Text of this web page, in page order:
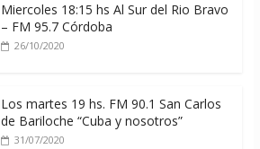
Miercoles 18:15 hs Al Sur del Rio Bravo
– FM 95.7 Córdoba
26/10/2020
Los martes 19 hs. FM 90.1 San Carlos
de Bariloche “Cuba y nosotros”
31/07/2020